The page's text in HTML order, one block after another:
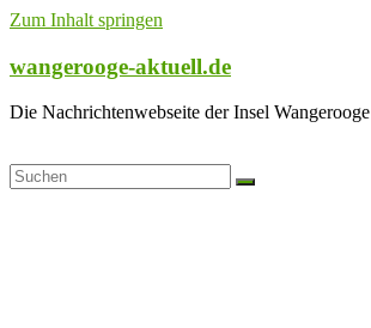
Zum Inhalt springen
wangerooge-aktuell.de
Die Nachrichtenwebseite der Insel Wangerooge